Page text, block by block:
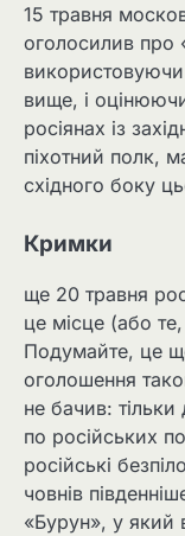
15 травня
оголосилив про
вище, і
росіянах із
піхотний полк,
східного боку
Кримки
ще 20 травня
це місце (або
Подумайте, це
оголошення
не бачив: тільки
по російських
російські
човнів
«Бурун», у який